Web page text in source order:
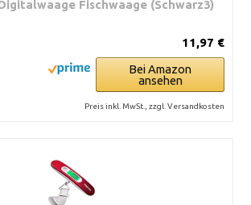
Fischwaage (Schwarz3)
11,97 €
Bei Amazon
ansehen
Preis inkl. MwSt., zzgl. Versandkosten